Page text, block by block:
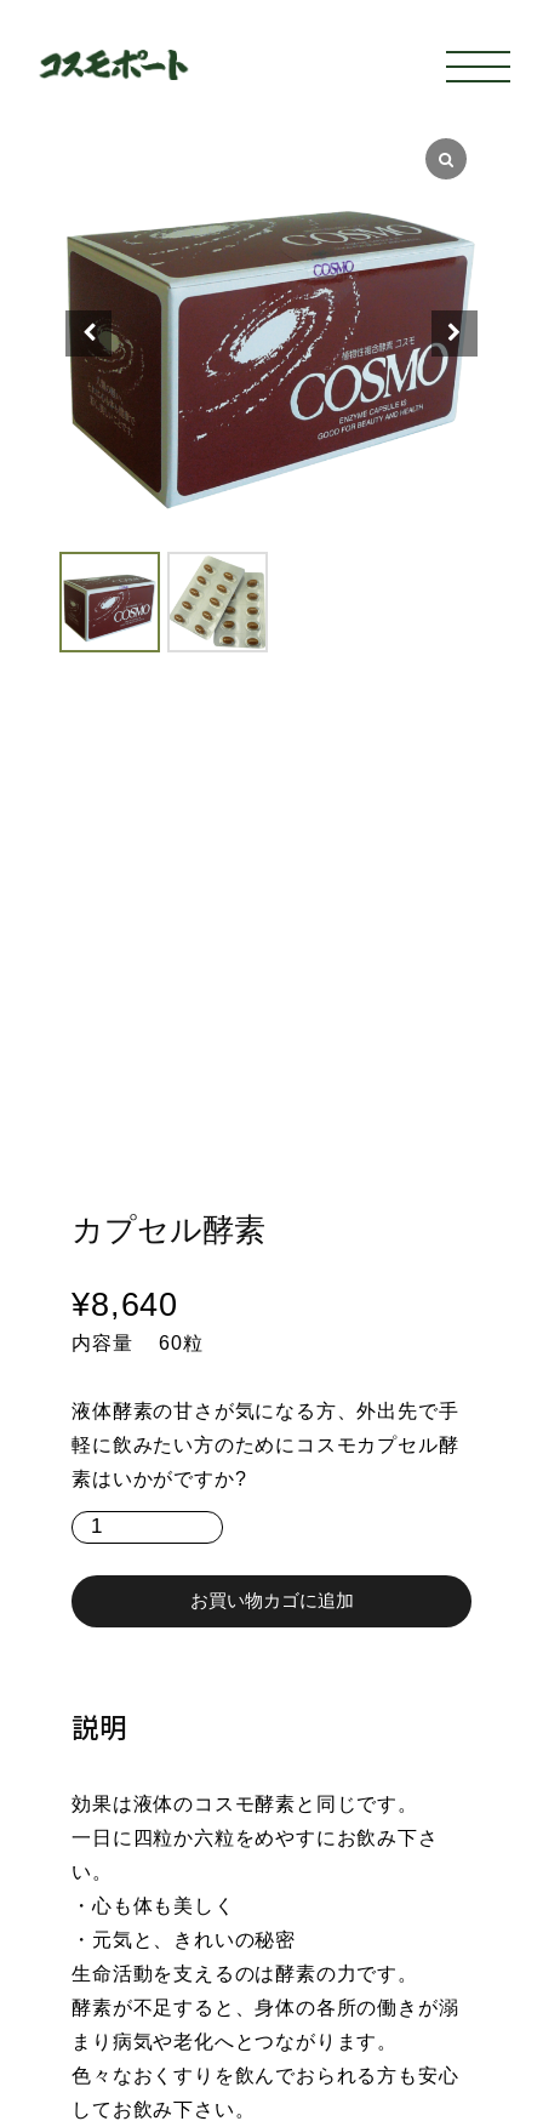
カプセル酵素
¥8,640
内容量 60粒
液体酵素の甘さが気になる方、外出先で手
軽に飲みたい方のためにコスモカプセル酵
素はいかがですか?
カ
プ
セ
ル
酵
お買い物カゴに追加
説明
効果は液体のコスモ酵素と同じです。
一日に四粒か六粒をめやすにお飲み下さ
い。
・心も体も美しく
・元気と、きれいの秘密
生命活動を支えるのは酵素の力です。
酵素が不足すると、身体の各所の働きが溺
まり病気や老化へとつながります。
色々なおくすりを飲んでおられる方も安心
してお飲み下さい。